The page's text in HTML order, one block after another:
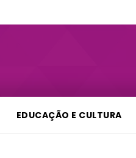
EDUCAÇÃO E CULTURA